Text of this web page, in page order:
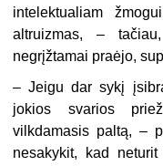
intelektualiam
altruizmas, –
negrįžtamai praėjo,
–Jeigu dar sykį
jokios svarios
vilkdamasis paltą, –
nesakykit, kad